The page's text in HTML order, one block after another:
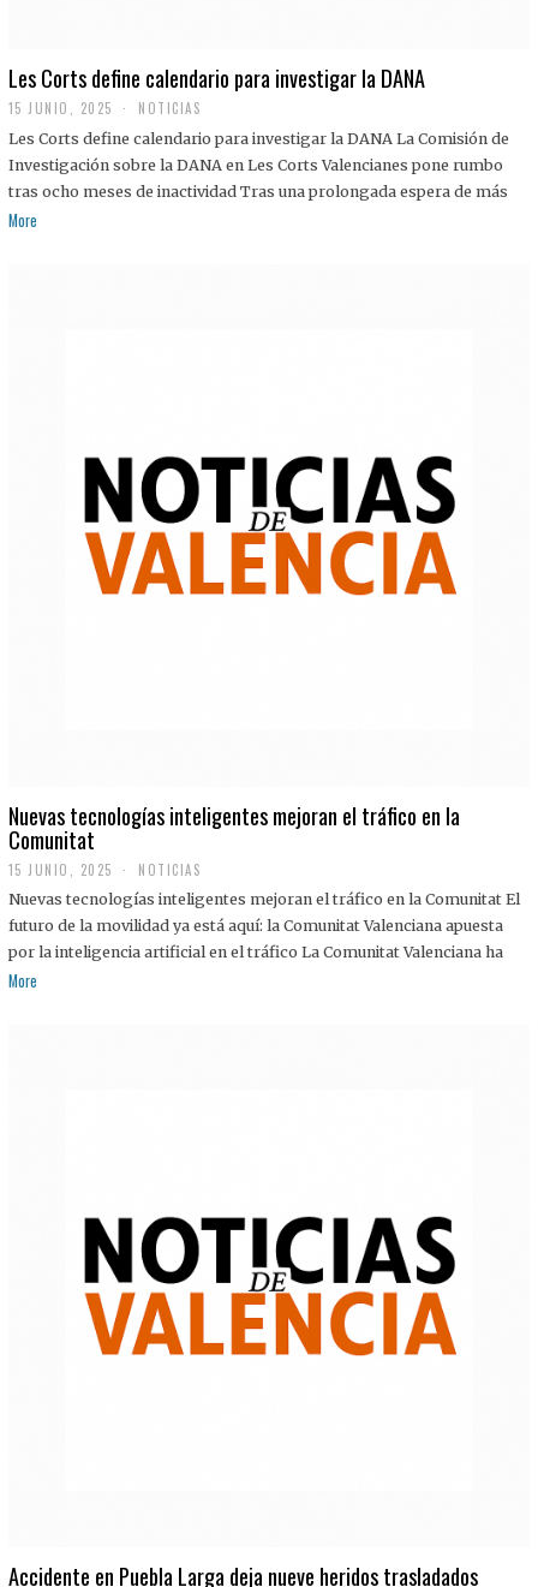
Les Corts define calendario para investigar la DANA
15 JUNIO, 2025 NOTICIAS
Les Corts define calendario para investigar la DANA La Comisión de
Investigación sobre la DANA en Les Corts Valencianes pone rumbo
tras ocho meses de inactividad Tras una prolongada espera de más
More
Nuevas tecnologías inteligentes mejoran el tráfico en la
Comunitat
15 JUNIO, 2025 NOTICIAS
Nuevas tecnologías inteligentes mejoran el tráfico en la Comunitat El
futuro de la movilidad ya está aquí: la Comunitat Valenciana apuesta
por la inteligencia artificial en el tráfico La Comunitat Valenciana ha
More
Accidente en Puebla Larga deja nueve heridos trasladados